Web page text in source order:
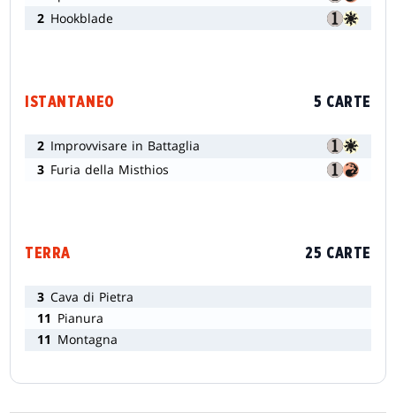
2 Hookblade
ISTANTANEO 5 CARTE
2 Improvvisare in Battaglia
3 Furia della Misthios
TERRA 25 CARTE
3 Cava di Pietra
11 Pianura
11 Montagna